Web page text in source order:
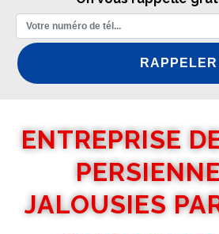
ENTREPRISE
JALOUSIES